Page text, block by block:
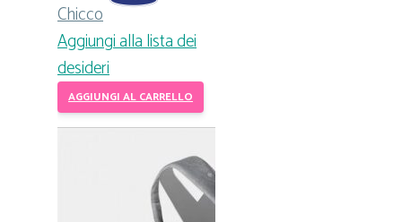
Chicco
Aggiungi alla lista dei
desideri
AGGIUNGI AL CARRELLO